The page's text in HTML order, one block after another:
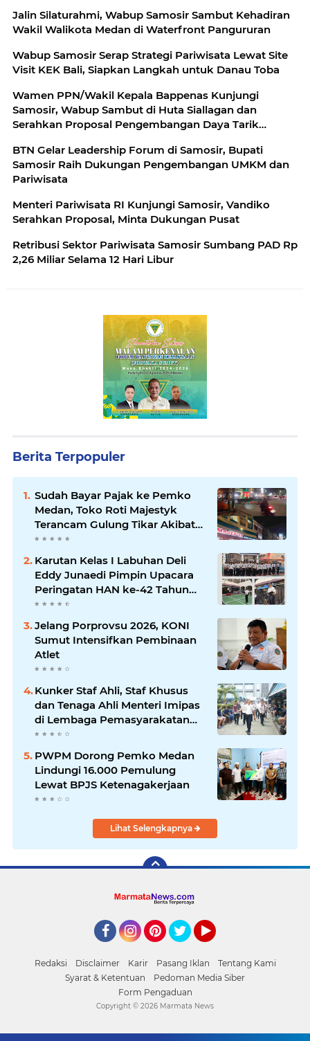
Jalin Silaturahmi, Wabup Samosir Sambut Kehadiran
Wakil Walikota Medan di Waterfront Pangururan
Wabup Samosir Serap Strategi Pariwisata Lewat Site
Visit KEK Bali, Siapkan Langkah untuk Danau Toba
Wamen PPN/Wakil Kepala Bappenas Kunjungi
Samosir, Wabup Sambut di Huta Siallagan dan
Serahkan Proposal Pengembangan Daya Tarik
BTN Gelar Leadership Forum di Samosir, Bupati
Samosir Raih Dukungan Pengembangan UMKM dan
Pariwisata
Menteri Pariwisata RI Kunjungi Samosir, Vandiko
Serahkan Proposal, Minta Dukungan Pusat
Retribusi Sektor Pariwisata Samosir Sumbang PAD Rp
2,26 Miliar Selama 12 Hari Libur
Berita Terpopuler
Sudah Bayar Pajak ke Pemko
Medan, Toko Roti Majestyk
Terancam Gulung Tikar Akibat
Akses Jalan Ditutup Pedagang
Angkringan
Karutan Kelas I Labuhan Deli
Eddy Junaedi Pimpin Upacara
Peringatan HAN ke-42 Tahun
2026
Jelang Porprovsu 2026, KONI
Sumut Intensifkan Pembinaan
Atlet
Kunker Staf Ahli, Staf Khusus
dan Tenaga Ahli Menteri Imipas
di Lembaga Pemasyarakatan
Kelas I Medan: Pelayanan Prima
Dipastikan Berjalan Optimal
PWPM Dorong Pemko Medan
Lindungi 16.000 Pemulung
Lewat BPJS Ketenagakerjaan
Lihat Selengkapnya
Redaksi Disclaimer Karir Pasang Iklan
Tentang Kami
Syarat & Ketentuan
Pedoman Media Siber
Form Pengaduan
Copyright © 2026 Marmata News